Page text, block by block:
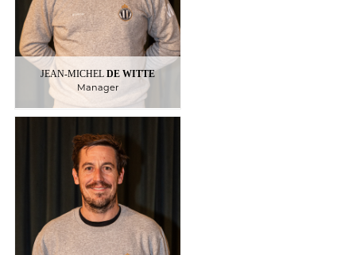
JEAN-MICHEL DE WITTE
Manager
NICOLAS
ROCHE
Analyste vidéo